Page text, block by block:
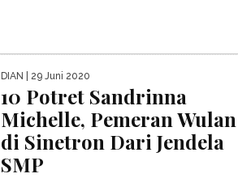
DIAN | 29 Juni 2020
10 Potret Sandrinna
Michelle, Pemeran Wulan
di Sinetron Dari Jendela
SMP